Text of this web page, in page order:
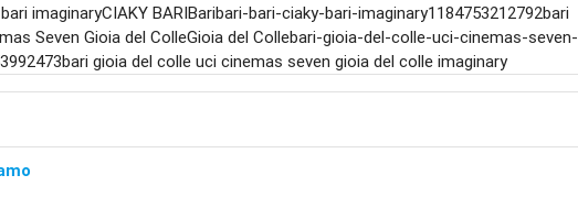
imaginaryCIAKY BARIBaribari-bari-ciaky-bari-imaginary1184753212792bari
Seven Gioia del ColleGioia del Collebari-gioia-del-colle-uci-cinemas-seven-
gioia del colle uci cinemas seven gioia del colle imaginary